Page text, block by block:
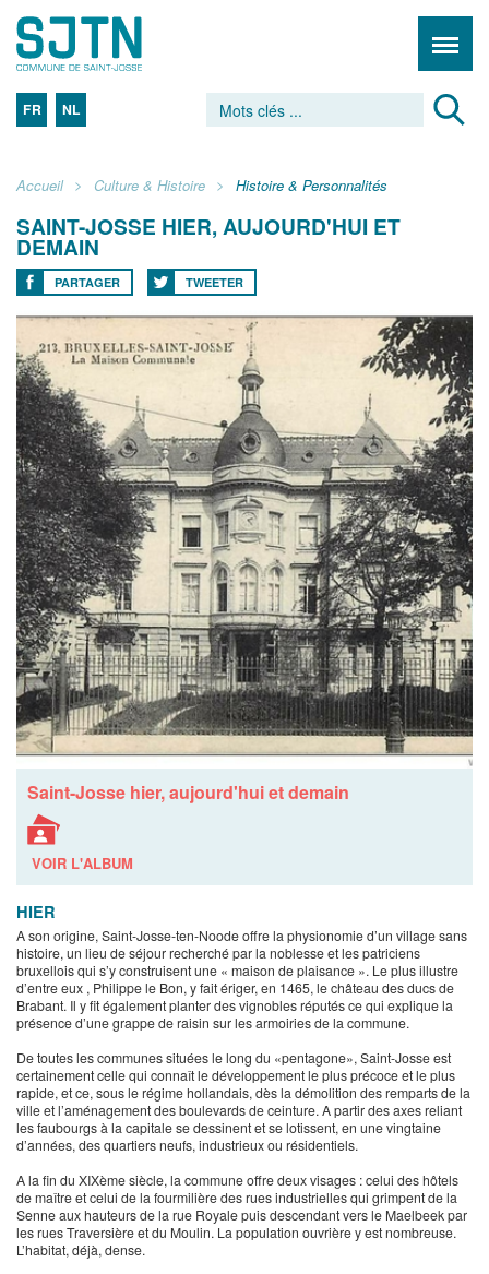
FR NL
Accueil Culture & Histoire Histoire & Personnalités
SAINT-JOSSE HIER, AUJOURD'HUI ET
DEMAIN
PARTAGER TWEETER
Saint-Josse hier, aujourd'hui et demain
VOIR L'ALBUM
HIER
A son origine, Saint-Josse-ten-Noode offre la physionomie d’un village sans
histoire, un lieu de séjour recherché par la noblesse et les patriciens
bruxellois qui s’y construisent une « maison de plaisance ». Le plus illustre
d’entre eux , Philippe le Bon, y fait ériger, en 1465, le château des ducs de
Brabant. Il y fit également planter des vignobles réputés ce qui explique la
présence d’une grappe de raisin sur les armoiries de la commune.
De toutes les communes situées le long du «pentagone», Saint-Josse est
certainement celle qui connaît le développement le plus précoce et le plus
rapide, et ce, sous le régime hollandais, dès la démolition des remparts de la
ville et l’aménagement des boulevards de ceinture. A partir des axes reliant
les faubourgs à la capitale se dessinent et se lotissent, en une vingtaine
d’années, des quartiers neufs, industrieux ou résidentiels.
A la fin du XIXème siècle, la commune offre deux visages : celui des hôtels
de maître et celui de la fourmilière des rues industrielles qui grimpent de la
Senne aux hauteurs de la rue Royale puis descendant vers le Maelbeek par
les rues Traversière et du Moulin. La population ouvrière y est nombreuse.
L’habitat, déjà, dense.